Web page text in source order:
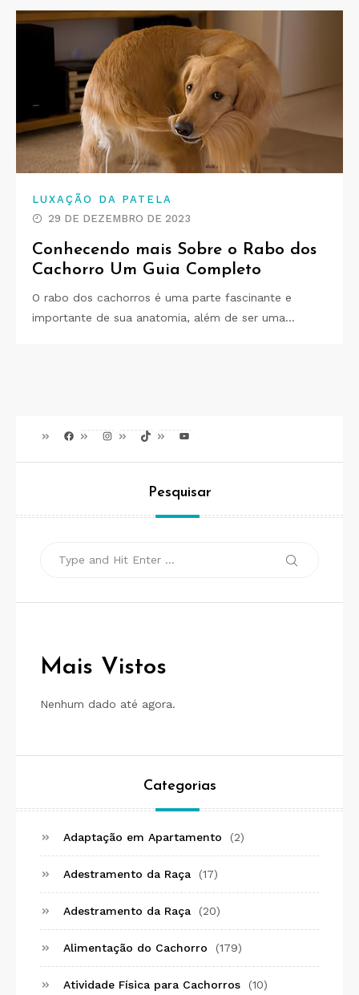
LUXAÇÃO DA PATELA
29 DE DEZEMBRO DE 2023
Conhecendo mais Sobre o Rabo dos
Cachorro Um Guia Completo
O rabo dos cachorros é uma parte fascinante e
importante de sua anatomia, além de ser uma…
FacebookInstagramTikTok Youtube
Pesquisar
Search
Mais Vistos
Nenhum dado até agora.
Categorias
Adaptação em Apartamento (2)
Adestramento da Raça (17)
Adestramento da Raça (20)
Alimentação do Cachorro (179)
Atividade Física para Cachorros (10)